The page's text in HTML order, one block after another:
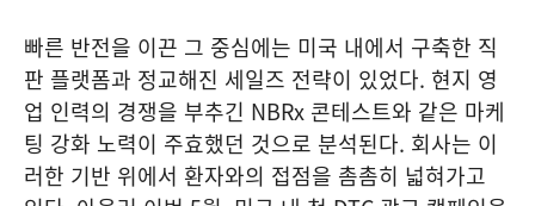
빠른 반전을 이끈 그 중심에는 미국 내에서 구축한 직
판 플랫폼과 정교해진 세일즈 전략이 있었다. 현지 영
업 인력의 경쟁을 부추긴 NBRx 콘테스트와 같은 마케
팅 강화 노력이 주효했던 것으로 분석된다. 회사는 이
러한 기반 위에서 환자와의 접점을 촘촘히 넓혀가고